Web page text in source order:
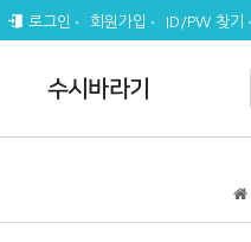
로그인 회원가입 ID/PW 찾기
수시바라기